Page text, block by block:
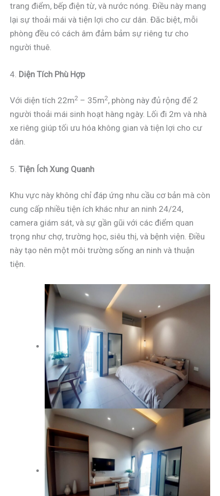
trang điểm, bếp điện từ, và nước nóng. Điều này mang
lại sự thoải mái và tiện lợi cho cư dân. Đăc biệt, mỗi
phòng đều có cách âm đảm bảm sự riêng tư cho
người thuê.
4. Diện Tích Phù Hợp
Với diện tích 22m2 – 35m2, phòng này đủ rộng để 2
người thoải mái sinh hoạt hàng ngày. Lối đi 2m và nhà
xe riêng giúp tối ưu hóa không gian và tiện lợi cho cư
dân.
5. Tiện Ích Xung Quanh
Khu vực này không chỉ đáp ứng nhu cầu cơ bản mà còn
cung cấp nhiều tiện ích khác như an ninh 24/24,
camera giám sát, và sự gần gũi với các điểm quan
trọng như chợ, trường học, siêu thị, và bệnh viện. Điều
này tạo nên một môi trường sống an ninh và thuận
tiện.